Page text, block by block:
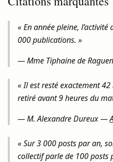
« En année pleine,
000 publications. »
—Mme Tiphaine de
« Il est resté exactement
retiré avant 9 heures du
—M. Alexandre Dureux—
« Sur 3 000 posts par an,
collectif parle de 100